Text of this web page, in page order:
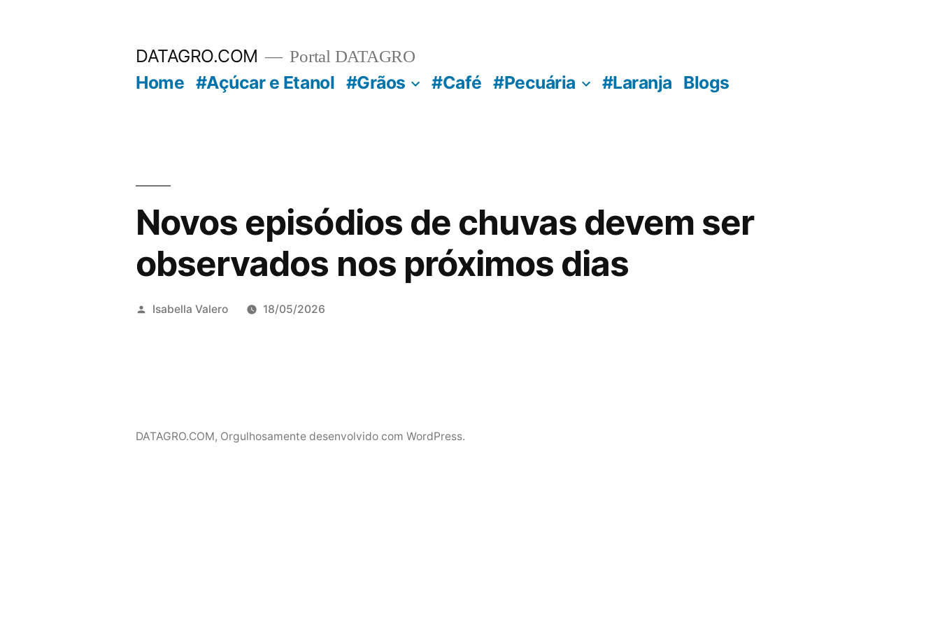
DATAGRO.COM Portal DATAGRO
Home #Açúcar e Etanol #Grãos #Café #Pecuária #Laranja Blogs
Novos episódios de chuvas devem ser
observados nos próximos dias
Publicado
Isabella Valero 18/05/2026
DATAGRO.COM, Orgulhosamente desenvolvido com WordPress.